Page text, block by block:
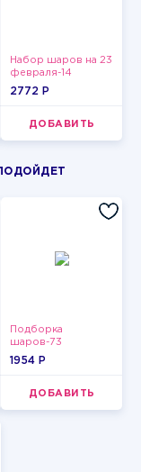
Набор шаров на 23
февраля-14
2772 P
ДОБАВИТЬ
Подборка
шаров-73
1954 P
ДОБАВИТЬ